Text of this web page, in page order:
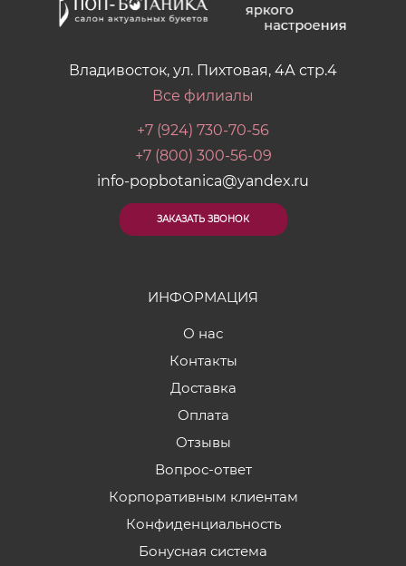
Владивосток, ул. Пихтовая, 4А стр.4
Все филиалы
+7 (924) 730-70-56
+7 (800) 300-56-09
info-popbotanica@yandex.ru
ЗАКАЗАТЬ ЗВОНОК
ИНФОРМАЦИЯ
О нас
Контакты
Доставка
Оплата
Отзывы
Вопрос-ответ
Корпоративным клиентам
Конфиденциальность
Бонусная система